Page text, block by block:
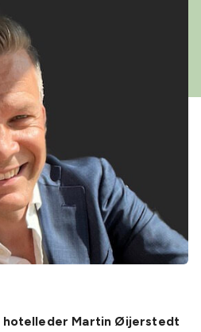
hotelleder Martin Øijerstedt